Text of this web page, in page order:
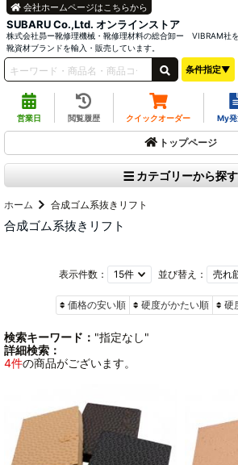
SUBARU Co.,Ltd. オンラインストア
株式会社昴ー靴修理機械・靴修理材料の総合卸ー VIBRAM社
靴資材ブランドを輸入・販売しています。
会社ホームページはこちらから
条件指定▼
営業日 閲覧履歴 クイックオーダー My
トップページ
カテゴリーから探す
ホーム 合成ゴム系抜きリフト
合成ゴム系抜きリフト
表示件数： 並び替え：
価格の安い順 硬度がかたい順 硬
検索キーワード： "指定なし"
詳細検索：
4件の商品がございます。